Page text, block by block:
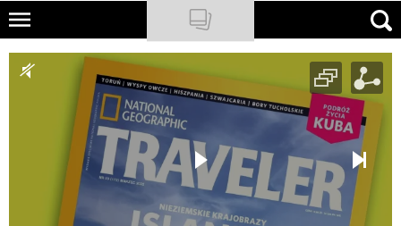
Skip
main
NATIONAL GEOGRAPHIC
TRAVELER
PODCASTY
Newsletter